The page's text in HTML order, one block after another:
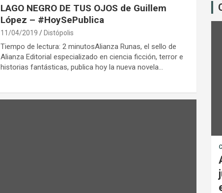
LAGO NEGRO DE TUS OJOS de Guillem
López – #HoySePublica
11/04/2019 Distópolis
Tiempo de lectura: 2 minutosAlianza Runas, el sello de
Alianza Editorial especializado en ciencia ficción, terror e
historias fantásticas, publica hoy la nueva novela…